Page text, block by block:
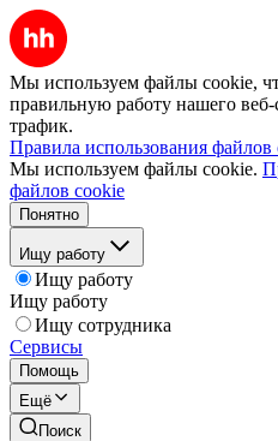
Мы используем файлы cookie,
правильную работу нашего веб-
трафик.
Правила использования файлов
Мы используем файлы cookie.
файлов cookie
Понятно
Ищу работу
Ищу работу
Ищу работу
Ищу сотрудника
Сервисы
Помощь
Ещё
Поиск